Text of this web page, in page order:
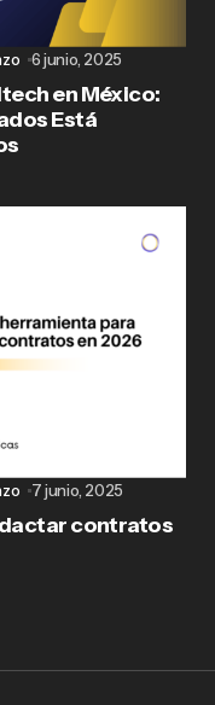
6 junio, 2025
en México:
Está
7 junio, 2025
contratos